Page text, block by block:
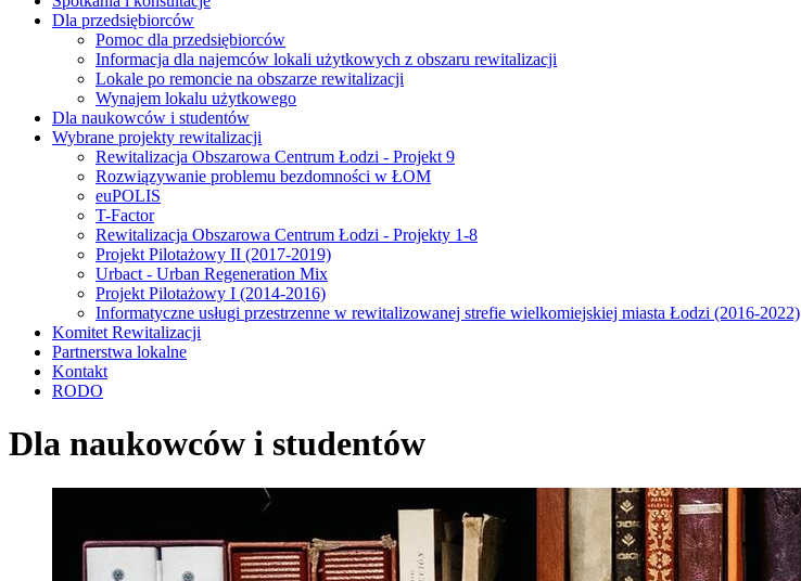
Dla przedsiębiorców
Pomoc dla przedsiębiorców
Informacja dla najemców lokali użytkowych z obszaru rewitalizacji
Lokale po remoncie na obszarze rewitalizacji
Wynajem lokalu użytkowego
Dla naukowców i studentów
Wybrane projekty rewitalizacji
Rewitalizacja Obszarowa Centrum Łodzi - Projekt 9
Rozwiązywanie problemu bezdomności w ŁOM
euPOLIS
T-Factor
Rewitalizacja Obszarowa Centrum Łodzi - Projekty 1-8
Projekt Pilotażowy II (2017-2019)
Urbact - Urban Regeneration Mix
Projekt Pilotażowy I (2014-2016)
Informatyczne usługi przestrzenne w rewitalizowanej strefie wielkomiejskiej miasta Łodzi (2016-2022)
Komitet Rewitalizacji
Partnerstwa lokalne
Kontakt
RODO
Dla naukowców i studentów